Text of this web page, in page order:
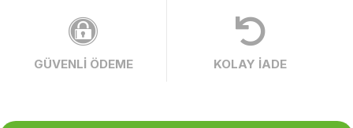
GÜVENLİ ÖDEME KOLAY İADE